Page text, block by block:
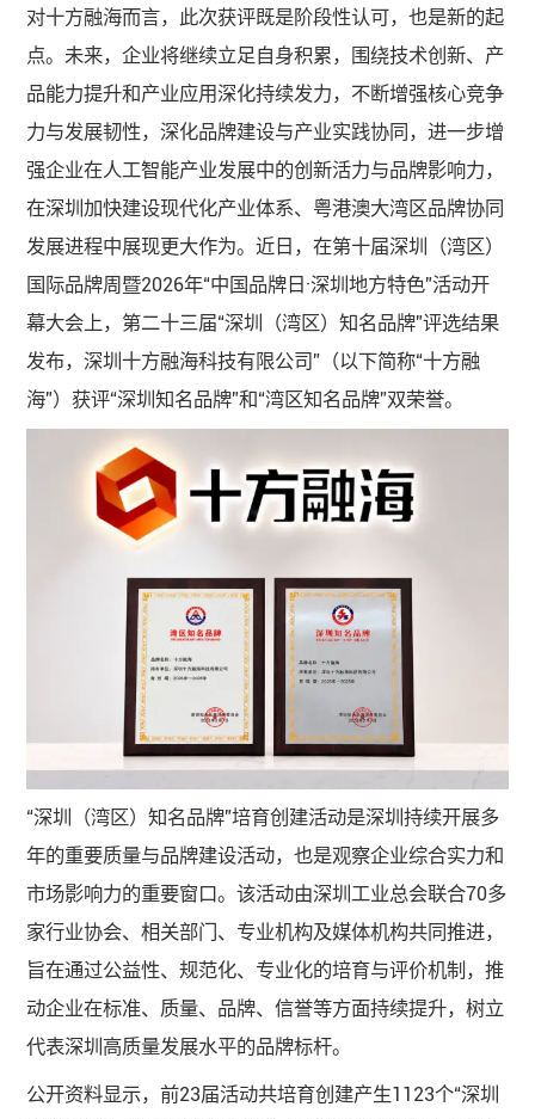
对十方融海而言，此次获评既是阶段性认可，也是新的起
点。未来，企业将继续立足自身积累，围绕技术创新、产
品能力提升和产业应用深化持续发力，不断增强核心竞争
力与发展韧性，深化品牌建设与产业实践协同，进一步增
强企业在人工智能产业发展中的创新活力与品牌影响力，
在深圳加快建设现代化产业体系、粤港澳大湾区品牌协同
发展进程中展现更大作为。近日，在第十届深圳（湾区）
国际品牌周暨2026年“中国品牌日·深圳地方特色”活动开
幕大会上，第二十三届“深圳（湾区）知名品牌”评选结果
发布，深圳十方融海科技有限公司”（以下简称“十方融
海”）获评“深圳知名品牌”和“湾区知名品牌”双荣誉。
“深圳（湾区）知名品牌”培育创建活动是深圳持续开展多
年的重要质量与品牌建设活动，也是观察企业综合实力和
市场影响力的重要窗口。该活动由深圳工业总会联合70多
家行业协会、相关部门、专业机构及媒体机构共同推进，
旨在通过公益性、规范化、专业化的培育与评价机制，推
动企业在标准、质量、品牌、信誉等方面持续提升，树立
代表深圳高质量发展水平的品牌标杆。
公开资料显示，前23届活动共培育创建产生1123个“深圳